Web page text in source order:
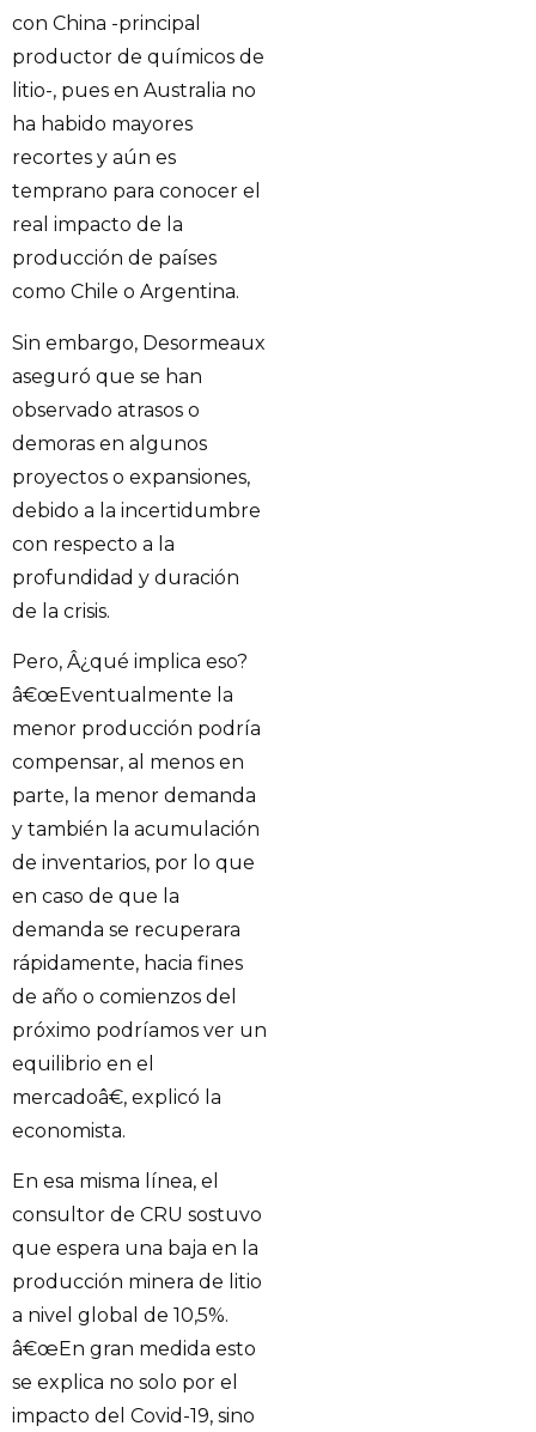
con China -principal
productor de químicos de
litio-, pues en Australia no
ha habido mayores
recortes y aún es
temprano para conocer el
real impacto de la
producción de países
como Chile o Argentina.
Sin embargo, Desormeaux
aseguró que se han
observado atrasos o
demoras en algunos
proyectos o expansiones,
debido a la incertidumbre
con respecto a la
profundidad y duración
de la crisis.
Pero, Â¿qué implica eso?
â€œEventualmente la
menor producción podría
compensar, al menos en
parte, la menor demanda
y también la acumulación
de inventarios, por lo que
en caso de que la
demanda se recuperara
rápidamente, hacia fines
de año o comienzos del
próximo podríamos ver un
equilibrio en el
mercadoâ€, explicó la
economista.
En esa misma línea, el
consultor de CRU sostuvo
que espera una baja en la
producción minera de litio
a nivel global de 10,5%.
â€œEn gran medida esto
se explica no solo por el
impacto del Covid-19, sino